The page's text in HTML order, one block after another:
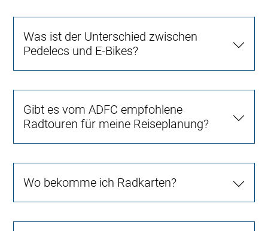
Was ist der Unterschied zwischen
Pedelecs und E-Bikes?
Gibt es vom ADFC empfohlene
Radtouren für meine Reiseplanung?
Wo bekomme ich Radkarten?